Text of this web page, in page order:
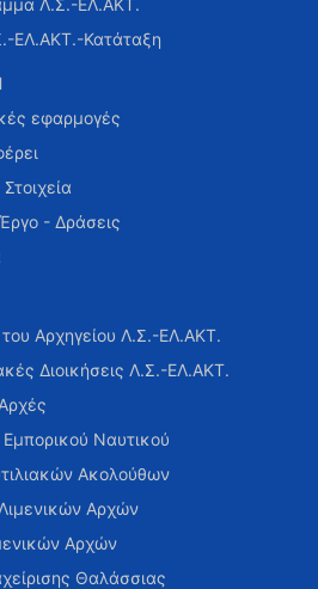
Λ.Σ.-ΕΛ.ΑΚΤ.
ΕΛ.ΑΚΤ.-Κατάταξη
εφαρμογές
- Δράσεις
Αρχηγείου Λ.Σ.-ΕΛ.ΑΚΤ.
Διοικήσεις Λ.Σ.-ΕΛ.ΑΚΤ.
Ναυτικού
Ακολούθων
Αρχών
Αρχών
Θαλάσσιας